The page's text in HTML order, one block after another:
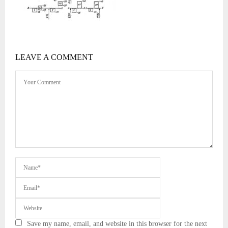
LEAVE A COMMENT
Save my name, email, and website in this browser for the next